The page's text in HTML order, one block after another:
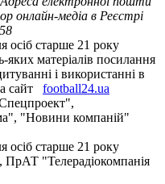
онлайн-медіа в Реєстрі
осіб старше 21 року
яких матеріалів посилання
і використанні в
сайт
football24.ua
"Новини компаній"
осіб старше 21 року
, ПрАТ "Телерадіокомпанія